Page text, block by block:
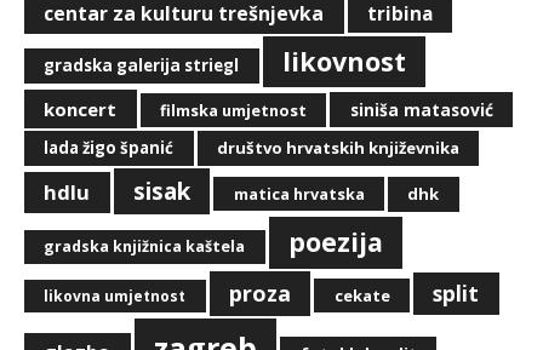
centar za kulturu trešnjevka tribina
gradska galerija striegl likovnost
koncert filmska umjetnost siniša matasović
lada žigo španić društvo hrvatskih književnika
hdlu sisak matica hrvatska dhk
gradska knjižnica kaštela poezija
likovna umjetnost proza cekate split